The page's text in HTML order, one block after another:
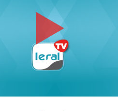
« Zéro Violence » depuis sa ville
: la gendarmerie intensifie la
l’orpaillage clandestin, un
site démantelé à Mouran
routière mondiale : Le discours fort
Général de l'ANASER, Atoumane
tribune des Nations Unies
de la Lonase